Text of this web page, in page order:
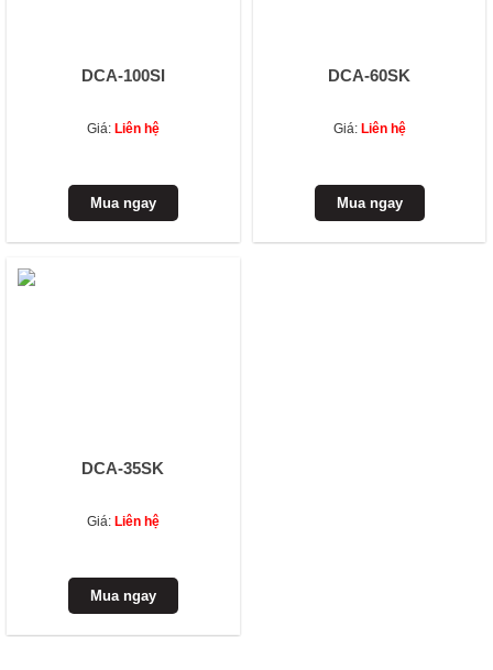
DCA-100SI
Giá: Liên hệ
DCA-60SK
Giá: Liên hệ
DCA-35SK
Giá: Liên hệ